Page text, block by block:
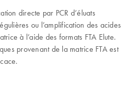
directe par PCR d’éluats
ou l’amplification des acides
à l’aide des formats FTA Elute.
provenant de la matrice FTA est